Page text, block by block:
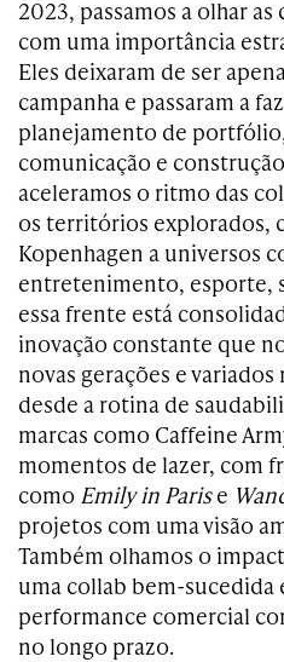
2023, passamos a olhar
com uma importância
Eles deixaram de ser
campanha e passaram a
planejamento de
comunicação e
aceleramos o ritmo das
os territórios explorados,
Kopenhagen a universos
entretenimento, esporte,
essa frente está
inovação constante que
novas gerações e
desde a rotina de
marcas como Caffeine
momentos de lazer, com
como Emily in Parise
projetos com uma visão
Também olhamos o
uma collab bem-sucedida
performance comercial
no longo prazo.